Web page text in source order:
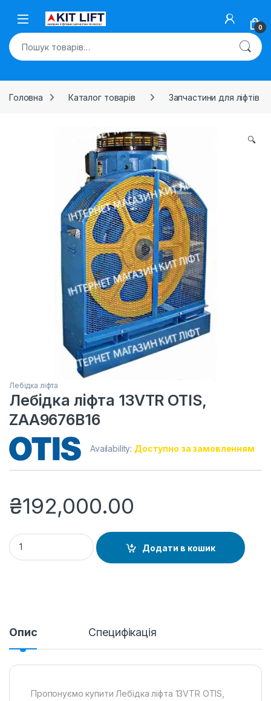
Open
0
Шукати:
Головна Каталог товарів Запчастини для ліфтів
🔍
Лебідка ліфта
Лебідка ліфта 13VTR OTIS,
ZAA9676B16
Availability: Доступно за замовленням
₴192,000.00
Лебідка ліфта 13VTR OTIS, ZAA9676B16 quantity
Додати в кошик
Опис Специфікація
Пропонуємо купити Лебідка ліфта 13VTR OTIS,